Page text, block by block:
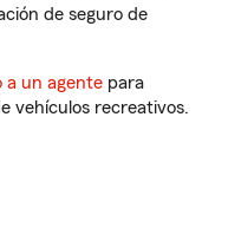
de seguro de
a un agente para
vehículos recreativos.